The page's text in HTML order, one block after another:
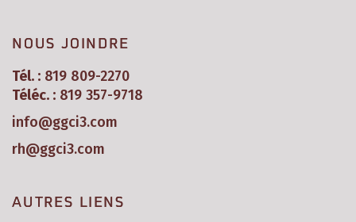
NOUS JOINDRE
Tél. : 819 809-2270
Téléc. : 819 357-9718
info@ggci3.com
rh@ggci3.com
AUTRES LIENS